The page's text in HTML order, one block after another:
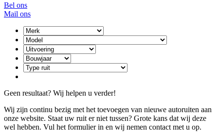
Bel ons
Mail ons
Geen resultaat? Wij helpen u verder!
Wij zijn continu bezig met het toevoegen van nieuwe autoruiten aan
onze website. Staat uw ruit er niet tussen? Grote kans dat wij deze
wel hebben. Vul het formulier in en wij nemen contact met u op.